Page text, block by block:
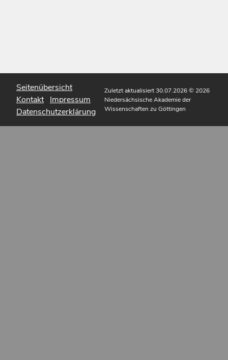
Seitenübersicht
Kontakt Impressum
Datenschutzerklärung
Zuletzt aktualisiert 30.07.2026© 2026
Niedersächsische Akademie der
Wissenschaften zu Göttingen